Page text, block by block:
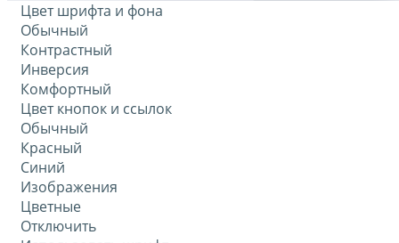
Цвет шрифта и фона
Обычный
Контрастный
Инверсия
Комфортный
Цвет кнопок и ссылок
Обычный
Красный
Синий
Изображения
Цветные
Отключить